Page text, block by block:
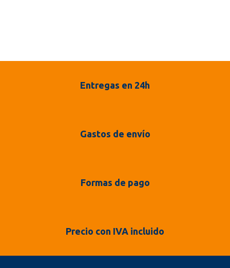
Entregas en 24h
Gastos de envío
Formas de pago
Precio con IVA incluido